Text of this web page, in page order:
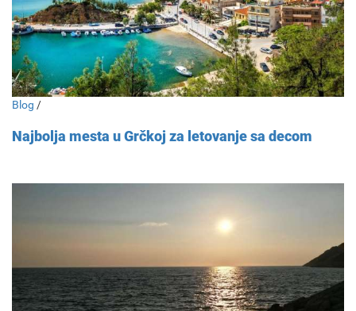
Blog /
Najbolja mesta u Grčkoj za letovanje sa decom